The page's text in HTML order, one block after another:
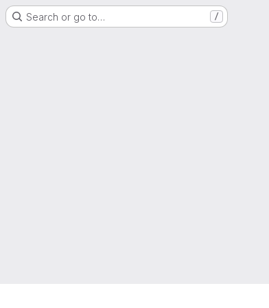
Search or go to… /